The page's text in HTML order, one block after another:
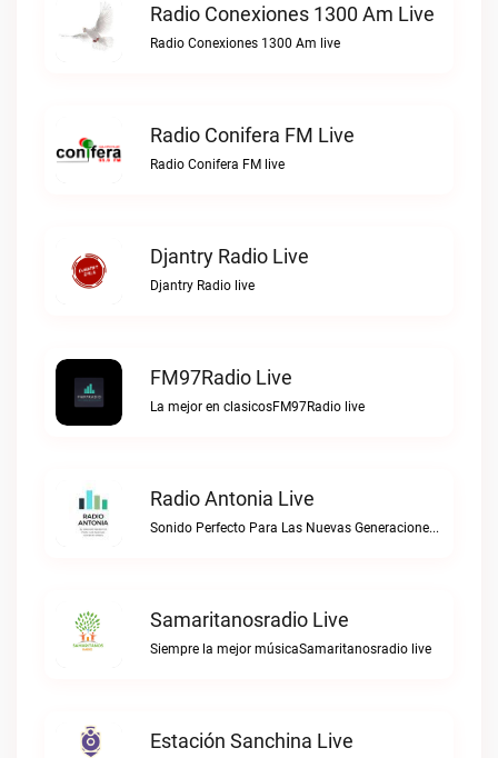
Radio Conexiones 1300 Am Live
Radio Conexiones 1300 Am live
Radio Conifera FM Live
Radio Conifera FM live
Djantry Radio Live
Djantry Radio live
FM97Radio Live
La mejor en clasicosFM97Radio live
Radio Antonia Live
Sonido Perfecto Para Las Nuevas GeneracionesRadio Antonia live
Samaritanosradio Live
Siempre la mejor músicaSamaritanosradio live
Estación Sanchina Live